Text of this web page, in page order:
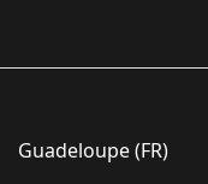
Guadeloupe (FR)